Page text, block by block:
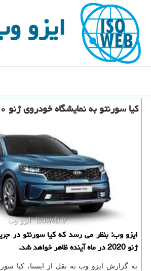
ایزو
كیا سورنتو به نمایشگاه خودروی ژنو ۲۰۲۰ رسید
ایزو وب: بنظر می رسد كه كیا سورنتو در
ژنو 2020 در ماه آینده ظاهر خواهد شد.
به گزارش ایزو وب به نقل از ایسنا، كیا